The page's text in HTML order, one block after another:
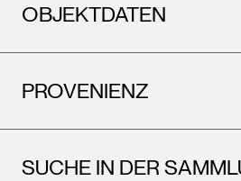
Leopold Museum,
Wien
OBJEKTDATEN
PROVENIENZ
SUCHE IN DER